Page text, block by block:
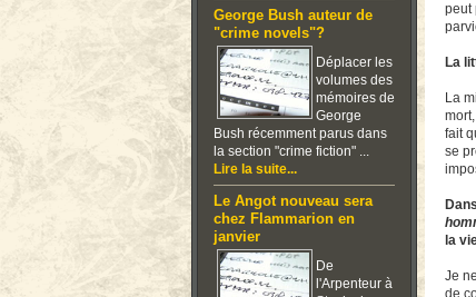
George Bush auteur de
"crime novels"?
Déplacer les
volumes des
mémoires de
George
Bush récemment parus dans
la section "crime fiction" ...
Lire la suite...
Le Angot nouveau sera
chez Flammarion en
janvier
De
l'Arpenteur à
peut
La
La
fait
se
la
Je
de